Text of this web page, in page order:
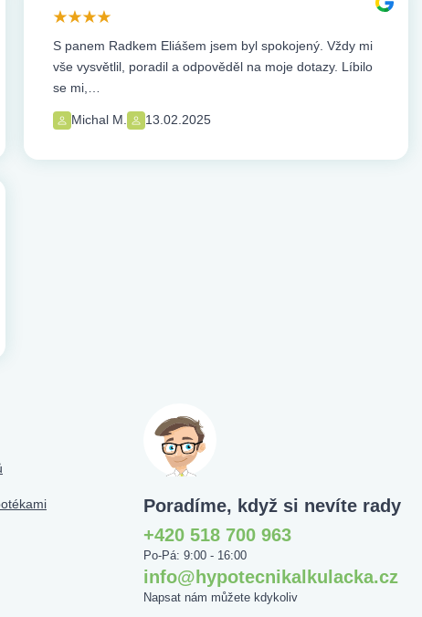
S panem Radkem Eliášem jsem byl spokojený. Vždy mi
vše vysvětlil, poradil a odpověděl na moje dotazy. Líbilo
se mi,…
Michal M. 13.02.2025
Poradíme, když si nevíte rady
+420 518 700 963
Po-Pá: 9:00 - 16:00
info@hypotecnikalkulacka.cz
Napsat nám můžete kdykoliv